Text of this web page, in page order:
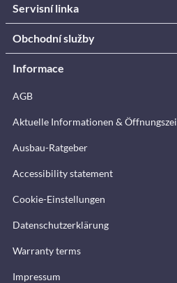
Servisní linka
Obchodní služby
Informace
AGB
Aktuelle Informationen &
Ausbau-Ratgeber
Accessibility statement
Cookie-Einstellungen
Datenschutzerklärung
Warranty terms
Impressum